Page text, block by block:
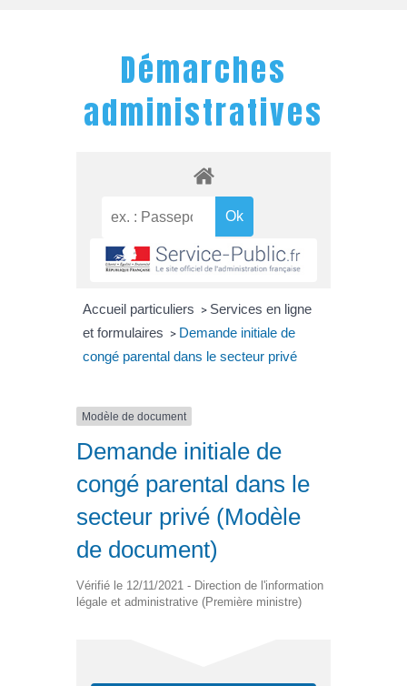
Démarches
administratives
Accueil particuliers > Services en ligne
et formulaires > Demande initiale de
congé parental dans le secteur privé
Modèle de document
Demande initiale de
congé parental dans le
secteur privé (Modèle
de document)
Vérifié le 12/11/2021 - Direction de l'information
légale et administrative (Première ministre)